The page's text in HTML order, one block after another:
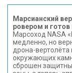
Марсианский
ровером и
Марсоход NASA
медленно, но
дрона-
окружающих
сброшен